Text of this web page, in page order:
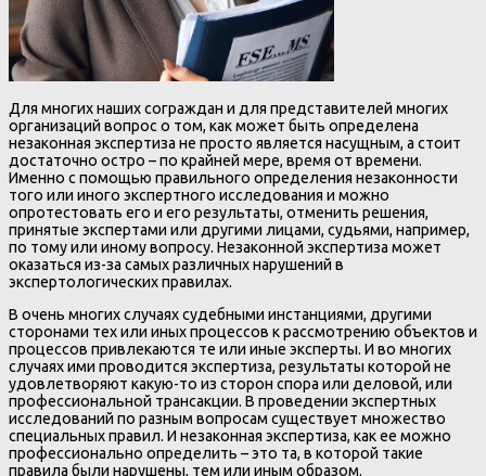
Для многих наших сограждан и для представителей многих
организаций вопрос о том, как может быть определена
незаконная экспертиза не просто является насущным, а стоит
достаточно остро – по крайней мере, время от времени.
Именно с помощью правильного определения незаконности
того или иного экспертного исследования и можно
опротестовать его и его результаты, отменить решения,
принятые экспертами или другими лицами, судьями, например,
по тому или иному вопросу. Незаконной экспертиза может
оказаться из-за самых различных нарушений в
экспертологических правилах.
В очень многих случаях судебными инстанциями, другими
сторонами тех или иных процессов к рассмотрению объектов и
процессов привлекаются те или иные эксперты. И во многих
случаях ими проводится экспертиза, результаты которой не
удовлетворяют какую-то из сторон спора или деловой, или
профессиональной трансакции. В проведении экспертных
исследований по разным вопросам существует множество
специальных правил. И незаконная экспертиза, как ее можно
профессионально определить – это та, в которой такие
правила были нарушены, тем или иным образом.